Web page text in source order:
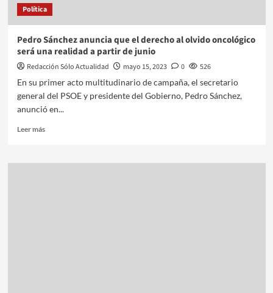
Política
Pedro Sánchez anuncia que el derecho al olvido oncológico
será una realidad a partir de junio
Redacción Sólo Actualidad mayo 15, 2023 0
526
En su primer acto multitudinario de campaña, el secretario
general del PSOE y presidente del Gobierno, Pedro Sánchez,
anunció en...
Leer más